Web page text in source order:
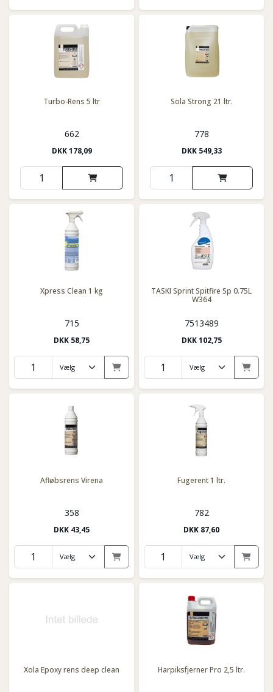
Turbo-Rens 5 ltr
662
DKK178,09
Sola Strong 21 ltr.
778
DKK 549,33
Xpress Clean 1 kg
715
DKK 58,75
TASKI Sprint Spitfire Sp 0.75L
W364
7513489
DKK102,75
Afløbsrens Virena
358
DKK 43,45
Fugerent 1 ltr.
782
DKK 87,60
Xola Epoxy rens deep clean Harpiksfjerner Pro 2,5 ltr.